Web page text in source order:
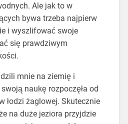
Ale jak to w
bywa trzeba najpierw
i wyszlifować swoje
się prawdziwym
mnie na ziemię i
naukę rozpoczęła od
łodzi żaglowej. Skutecznie
na duże jeziora przyjdzie